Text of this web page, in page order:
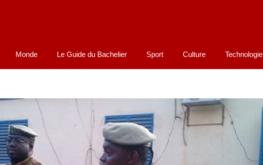
Monde Le Guide du Bachelier Sport Culture Technologie